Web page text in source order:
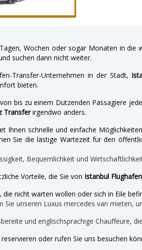
Wochen oder sogar Monaten in
suchen dann nicht weiter.
Transfer-Unternehmen in der Stadt,
bieten.
bis zu einem Dutzenden Passagiere
Transferirgendwo anders.
Ihnen schnelle und einfache
Sie die lästige Wartezeit für den
Bequemlichkeit und
Vorteile, die Sie von Istanbul
nicht warten wollen oder sich in Eile
Sie unseren Luxus mercedes van mieten,
und englischsprachige Chauffeure,
oder rufen Sie uns besuchen